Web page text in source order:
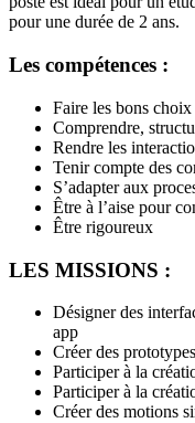
pour une durée de 2 ans.
Les compétences :
Faire les bons
Comprendre,
Rendre les
Tenir compte des
S’adapter aux
Être à l’aise pour
Être rigoureux
LES MISSIONS :
Désigner des
app
Créer des
Participer à la
Participer à la
Créer des motions